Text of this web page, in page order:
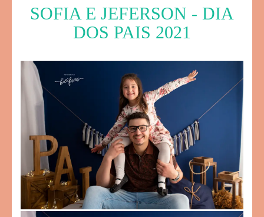
SOFIA E JEFERSON - DIA
DOS PAIS 2021